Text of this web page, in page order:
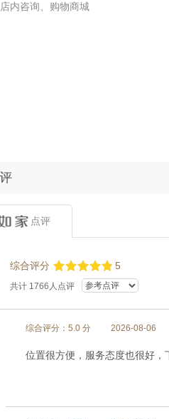
店内咨询、购物商城
点评
综合评分 5
共计 1766 人点评
综合评分：5.0 分 2026-08-06
位置很方便，服务态度也很好，